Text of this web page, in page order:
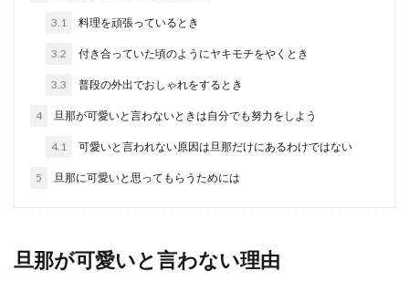
過ごしている奥さまもいますよね。そのままの気
持ちを抱えて...
3.1 料理を頑張っているとき
3.2 付き合っていた頃のようにヤキモチをやくとき
3.3 普段の外出でおしゃれをするとき
4 旦那が可愛いと言わないときは自分でも努力をしよう
4.1 可愛いと言われない原因は旦那だけにあるわけではない
5 旦那に可愛いと思ってもらうためには
旦那が可愛いと言わない理由